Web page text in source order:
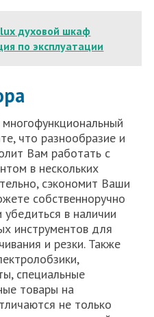
духовой шкаф
по эксплуатации
что разнообразие и
Вам работать с
в нескольких
сэкономит Ваши
собственноручно
в наличии
инструментов для
и резки. Также
специальные
товары на
не только